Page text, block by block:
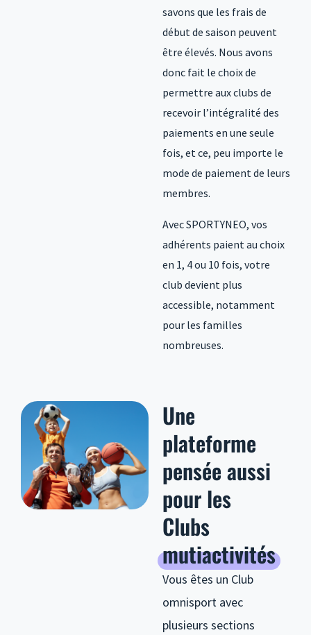
savons que les frais de
début de saison peuvent
être élevés. Nous avons
donc fait le choix de
permettre aux clubs de
recevoir l’intégralité des
paiements en une seule
fois, et ce, peu importe le
mode de paiement de leurs
membres.
Avec SPORTYNEO, vos
adhérents paient au choix
en 1, 4 ou 10 fois, votre
club devient plus
accessible, notamment
pour les familles
nombreuses.
Une
plateforme
pensée aussi
pour les
Clubs
mutiactivités
Vous êtes un Club
omnisport avec
plusieurs sections